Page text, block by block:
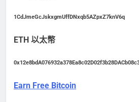
1CdJmeGcJskxgmUffDNxqb5AZpxZ7knV6q
ETH 以太幣
Earn Free Bitcoin